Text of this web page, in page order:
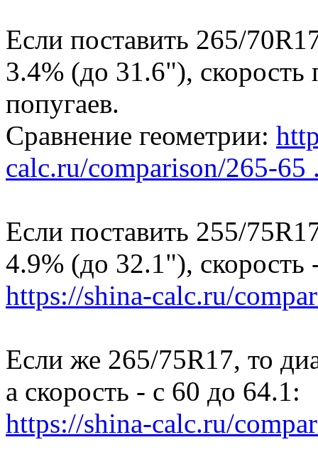
Если поставить 265/
3.4% (до 31.6"),
попугаев.
Сравнение геометрии:
calc.ru/comparison/265-
Если поставить 255/
4.9% (до 32.1"), скорость
https://shina-calc.ru/
Если же 265/75R17, то
а скорость - с 60 до 64.1:
https://shina-calc.ru/